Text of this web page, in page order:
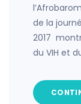
de la
2017
du VIH et